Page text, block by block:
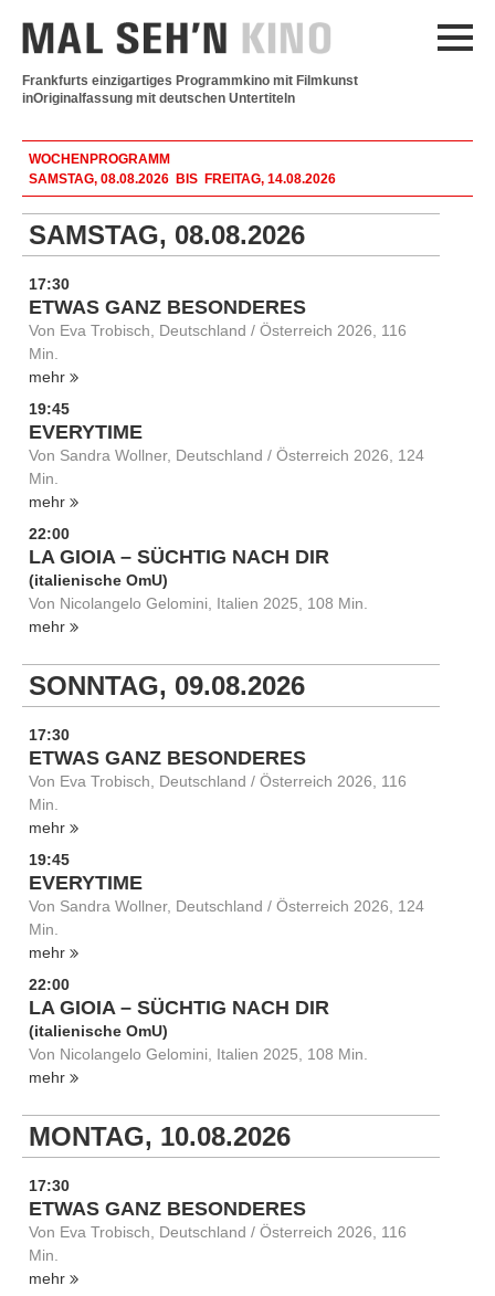
Frankfurts einzigartiges Programmkino mit Filmkunst
inOriginalfassung mit deutschen Untertiteln
WOCHENPROGRAMM
SAMSTAG, 08.08.2026 BIS FREITAG, 14.08.2026
SAMSTAG, 08.08.2026
17:30
ETWAS GANZ BESONDERES
Von Eva Trobisch, Deutschland / Österreich 2026, 116
Min.
mehr
19:45
EVERYTIME
Von Sandra Wollner, Deutschland / Österreich 2026, 124
Min.
mehr
22:00
LA GIOIA – SÜCHTIG NACH DIR
(italienische OmU)
Von Nicolangelo Gelomini, Italien 2025, 108 Min.
mehr
SONNTAG, 09.08.2026
17:30
ETWAS GANZ BESONDERES
Von Eva Trobisch, Deutschland / Österreich 2026, 116
Min.
mehr
19:45
EVERYTIME
Von Sandra Wollner, Deutschland / Österreich 2026, 124
Min.
mehr
22:00
LA GIOIA – SÜCHTIG NACH DIR
(italienische OmU)
Von Nicolangelo Gelomini, Italien 2025, 108 Min.
mehr
MONTAG, 10.08.2026
17:30
ETWAS GANZ BESONDERES
Von Eva Trobisch, Deutschland / Österreich 2026, 116
Min.
mehr